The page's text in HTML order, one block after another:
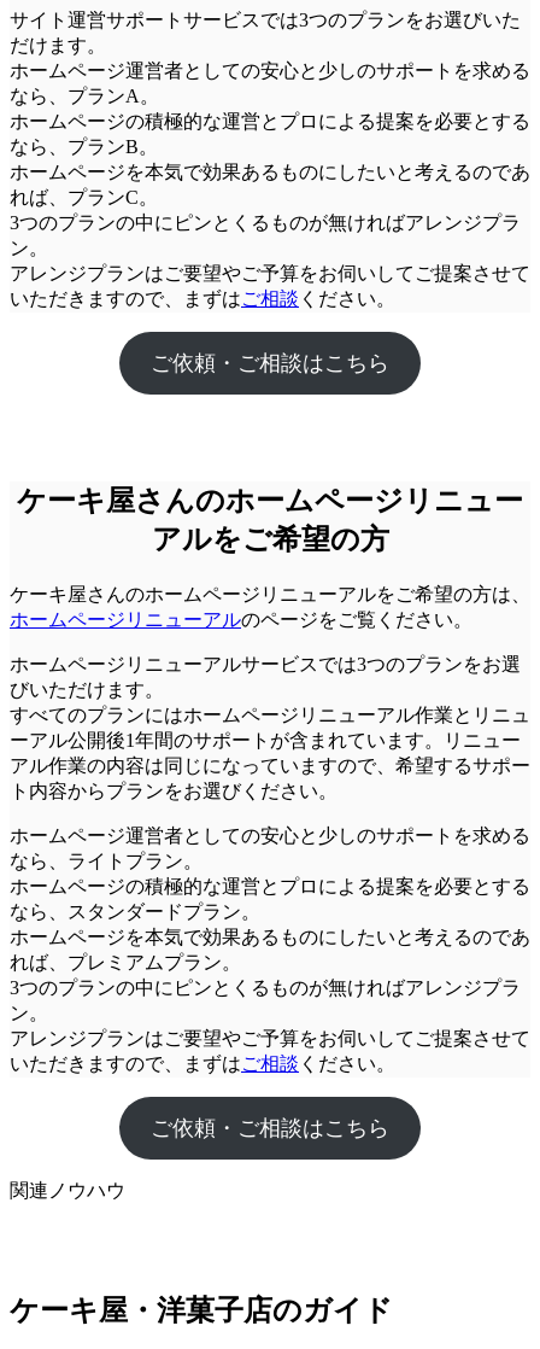
サイト運営サポートサービスでは3つのプランをお選びいた
だけます。
ホームページ運営者としての安心と少しのサポートを求める
なら、 プランA 。
ホームページの積極的な運営とプロによる提案を必要とする
なら、 プランB。
ホームページを本気で効果あるものにしたいと考えるのであ
れば、 プランC。
3つのプランの中にピンとくるものが無ければアレンジプラ
ン。
アレンジプランはご要望やご予算をお伺いしてご提案させて
いただきますので、まずはご相談 ください。
ご依頼・ご相談はこちら
ケーキ屋さんのホームページリニュー
アルをご希望の方
ケーキ屋さんのホームページリニューアルをご希望の方は、
ホームページリニューアルのページをご覧ください。
ホームページリニューアルサービスでは3つのプランをお選
びいただけます。
すべてのプランにはホームページリニューアル作業とリニュ
ーアル公開後1年間のサポートが含まれています。リニュー
アル作業の内容は同じになっていますので、希望するサポー
ト内容からプランをお選びください。
ホームページ運営者としての安心と少しのサポートを求める
なら、 ライトプラン。
ホームページの積極的な運営とプロによる提案を必要とする
なら、
スタンダードプラン。
ホームページを本気で効果あるものにしたいと考えるのであ
れば、 プレミアムプラン。
3つのプランの中にピンとくるものが無ければアレンジプラ
ン。
アレンジプランはご要望やご予算をお伺いしてご提案させて
いただきますので、まずはご相談 ください。
ご依頼・ご相談はこちら
関連ノウハウ
ケーキ屋・洋菓子店のガイド